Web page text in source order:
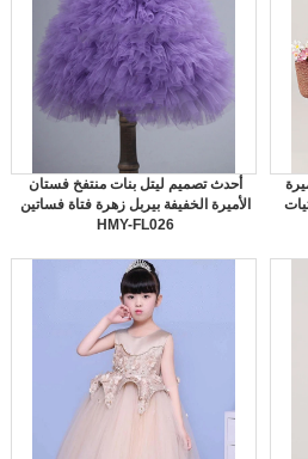
أحدث تصميم ليتل بنات منتفخ فستان
الأميرة الخفيفة بيربل زهرة فتاة فساتين
HMY-FL026